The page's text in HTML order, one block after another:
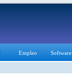
Empleo Software